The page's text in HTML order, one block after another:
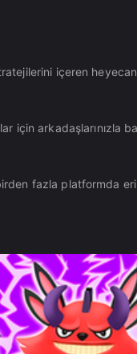
içeren
için arkadaşlarınızla
fazla platformda